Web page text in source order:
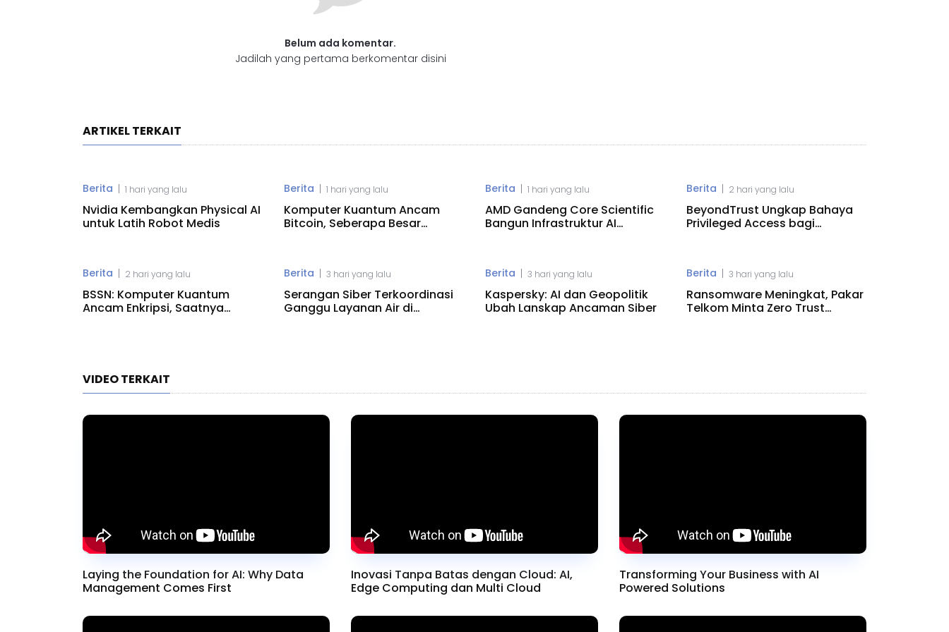
Belum ada komentar.
Jadilah yang pertama berkomentar disini
ARTIKEL TERKAIT
Berita | 1 hari yang lalu
Nvidia Kembangkan Physical AI
untuk Latih Robot Medis
Berita | 1 hari yang lalu
Komputer Kuantum Ancam
Bitcoin, Seberapa Besar
Berita | 1 hari yang lalu
AMD Gandeng Core Scientific
Bangun Infrastruktur AI
Berita | 2 hari yang lalu
BeyondTrust Ungkap Bahaya
Privileged Access bagi
Berita | 2 hari yang lalu
BSSN: Komputer Kuantum
Ancam Enkripsi, Saatnya
Berita | 3 hari yang lalu
Serangan Siber Terkoordinasi
Ganggu Layanan Air di
Berita | 3 hari yang lalu
Kaspersky: AI dan Geopolitik
Ubah Lanskap Ancaman Siber
Berita | 3 hari yang lalu
Ransomware Meningkat, Pakar
Telkom Minta Zero Trust
VIDEO TERKAIT
Laying the Foundation for AI: Why Data
Management Comes First
Inovasi Tanpa Batas dengan Cloud: AI,
Edge Computing dan Multi Cloud
Transforming Your Business with AI
Powered Solutions